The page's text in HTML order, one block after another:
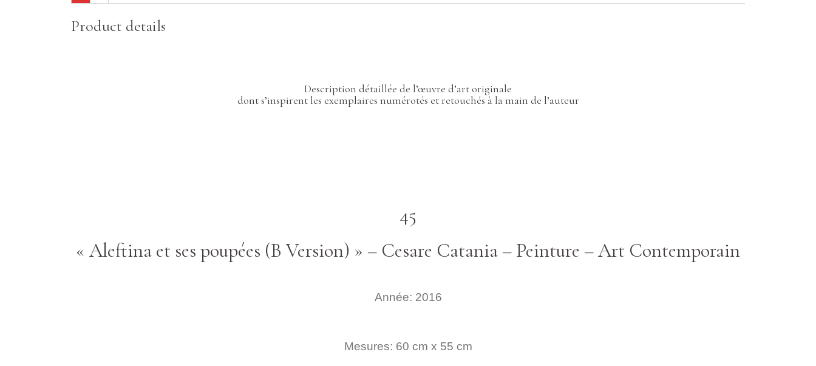
Product details
Description détaillée de l’œuvre d’art originale
dont s’inspirent les exemplaires numérotés et retouchés à la main de l’auteur
45
« Aleftina et ses poupées (B Version) » – Cesare Catania – Peinture – Art Contemporain
Année: 2016
Mesures: 60 cm x 55 cm